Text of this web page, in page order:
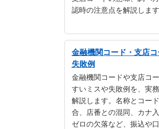
認時の注意点を解説します
金融機関コード・支店
失敗例
金融機関コードや支店コ
すいミスや失敗例を、実
解説します。名称とコー
合、店番との混同、カナ
ゼロの欠落など、振込や